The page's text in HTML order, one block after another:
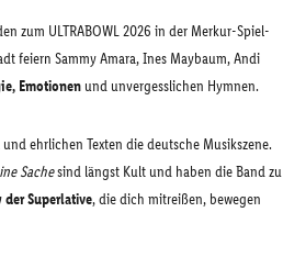
zum ULTRABOWL 2026 in der Merkur-Spiel-
feiern Sammy Amara, Ines Maybaum, Andi
Emotionen und unvergesslichen Hymnen.
ehrlichen Texten die deutsche Musikszene.
Sachesind längst Kult und haben die Band zu
der Superlative, die dich mitreißen, bewegen